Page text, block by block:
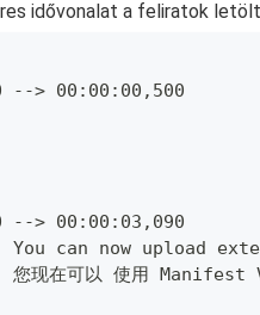
idővonalat a feliratok
--> 00:00:00,500
--> 00:00:03,090
You can now upload
您现在可以 使用 Manifest